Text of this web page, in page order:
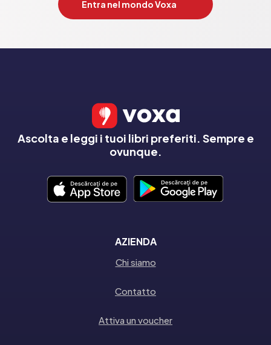
Entra nel mondo Voxa
Ascolta e leggi i tuoi libri preferiti. Sempre e
ovunque.
AZIENDA
Chi siamo
Contatto
Attiva un voucher